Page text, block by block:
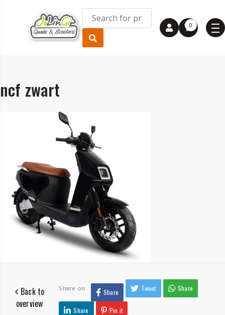
0
ncf zwart
Back to
overview
Share on: Share Tweet Share
Share Pin it